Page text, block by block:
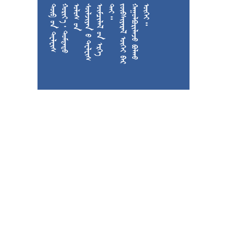

































































  






































 